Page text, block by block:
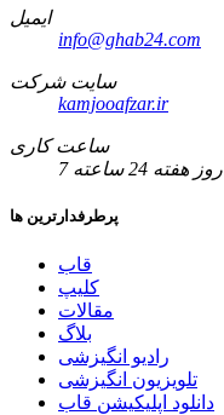
ایمیل
info@ghab24.com
سایت شرکت
kamjooafzar.ir
ساعت کاری
7 روز هفته 24 ساعته
پرطرفدارترین ها
قاب
کلیپ
مقالات
بلاگ
رادیو انگیزشی
تلویزیون انگیزشی
دانلود اپلیکیشن قاب